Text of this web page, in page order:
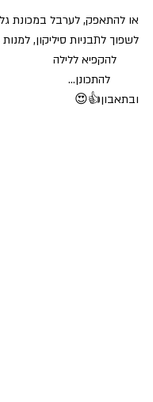
או להתאפק, לערבל במכונת
לשפוך לתבניות סיליקון, למנות
ובתאבון👍😍